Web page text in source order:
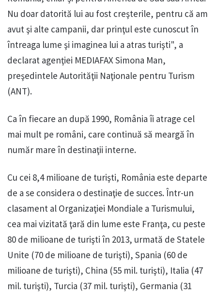
Nu doar datorită lui au fost creşterile, pentru că am
avut şi alte campanii, dar prinţul este cunoscut în
întreaga lume şi imaginea lui a atras turişti", a
declarat agenţiei MEDIAFAX Simona Man,
preşedintele Autorităţii Naţionale pentru Turism
(ANT).
Ca în fiecare an după 1990, România îi atrage cel
mai mult pe români, care continuă să meargă în
număr mare în destinaţii interne.
Cu cei 8,4 milioane de turişti, România este departe
de a se considera o destinaţie de succes. Într-un
clasament al Organizaţiei Mondiale a Turismului,
cea mai vizitată ţară din lume este Franţa, cu peste
80 de milioane de turişti în 2013, urmată de Statele
Unite (70 de milioane de turişti), Spania (60 de
milioane de turişti), China (55 mil. turişti), Italia (47
mil. turişti), Turcia (37 mil. turişti), Germania (31